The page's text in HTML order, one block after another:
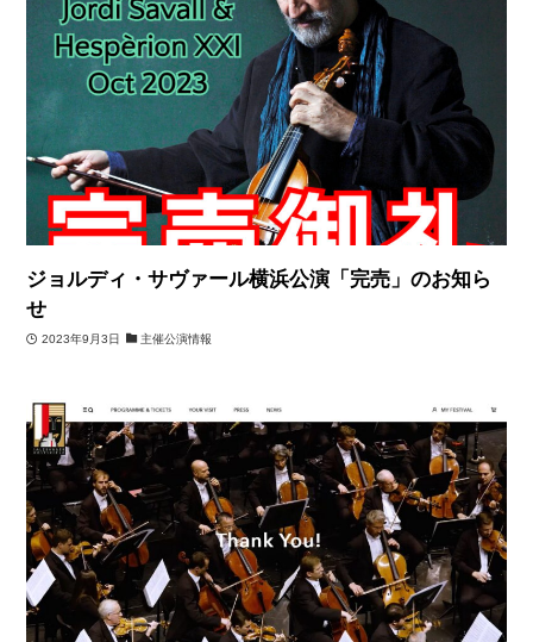
ジョルディ・サヴァール横浜公演「完売」のお知ら
せ
2023年9月3日 主催公演情報